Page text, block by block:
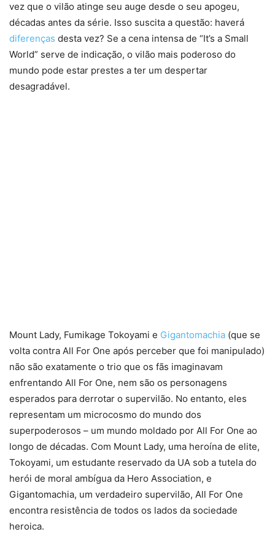
vez que o vilão atinge seu auge desde o seu apogeu,
décadas antes da série. Isso suscita a questão: haverá
diferenças desta vez? Se a cena intensa de “It’s a Small
World” serve de indicação, o vilão mais poderoso do
mundo pode estar prestes a ter um despertar
desagradável.
Mount Lady, Fumikage Tokoyami e Gigantomachia (que se
volta contra All For One após perceber que foi manipulado)
não são exatamente o trio que os fãs imaginavam
enfrentando All For One, nem são os personagens
esperados para derrotar o supervilão. No entanto, eles
representam um microcosmo do mundo dos
superpoderosos – um mundo moldado por All For One ao
longo de décadas. Com Mount Lady, uma heroína de elite,
Tokoyami, um estudante reservado da UA sob a tutela do
herói de moral ambígua da Hero Association, e
Gigantomachia, um verdadeiro supervilão, All For One
encontra resistência de todos os lados da sociedade
heroica.